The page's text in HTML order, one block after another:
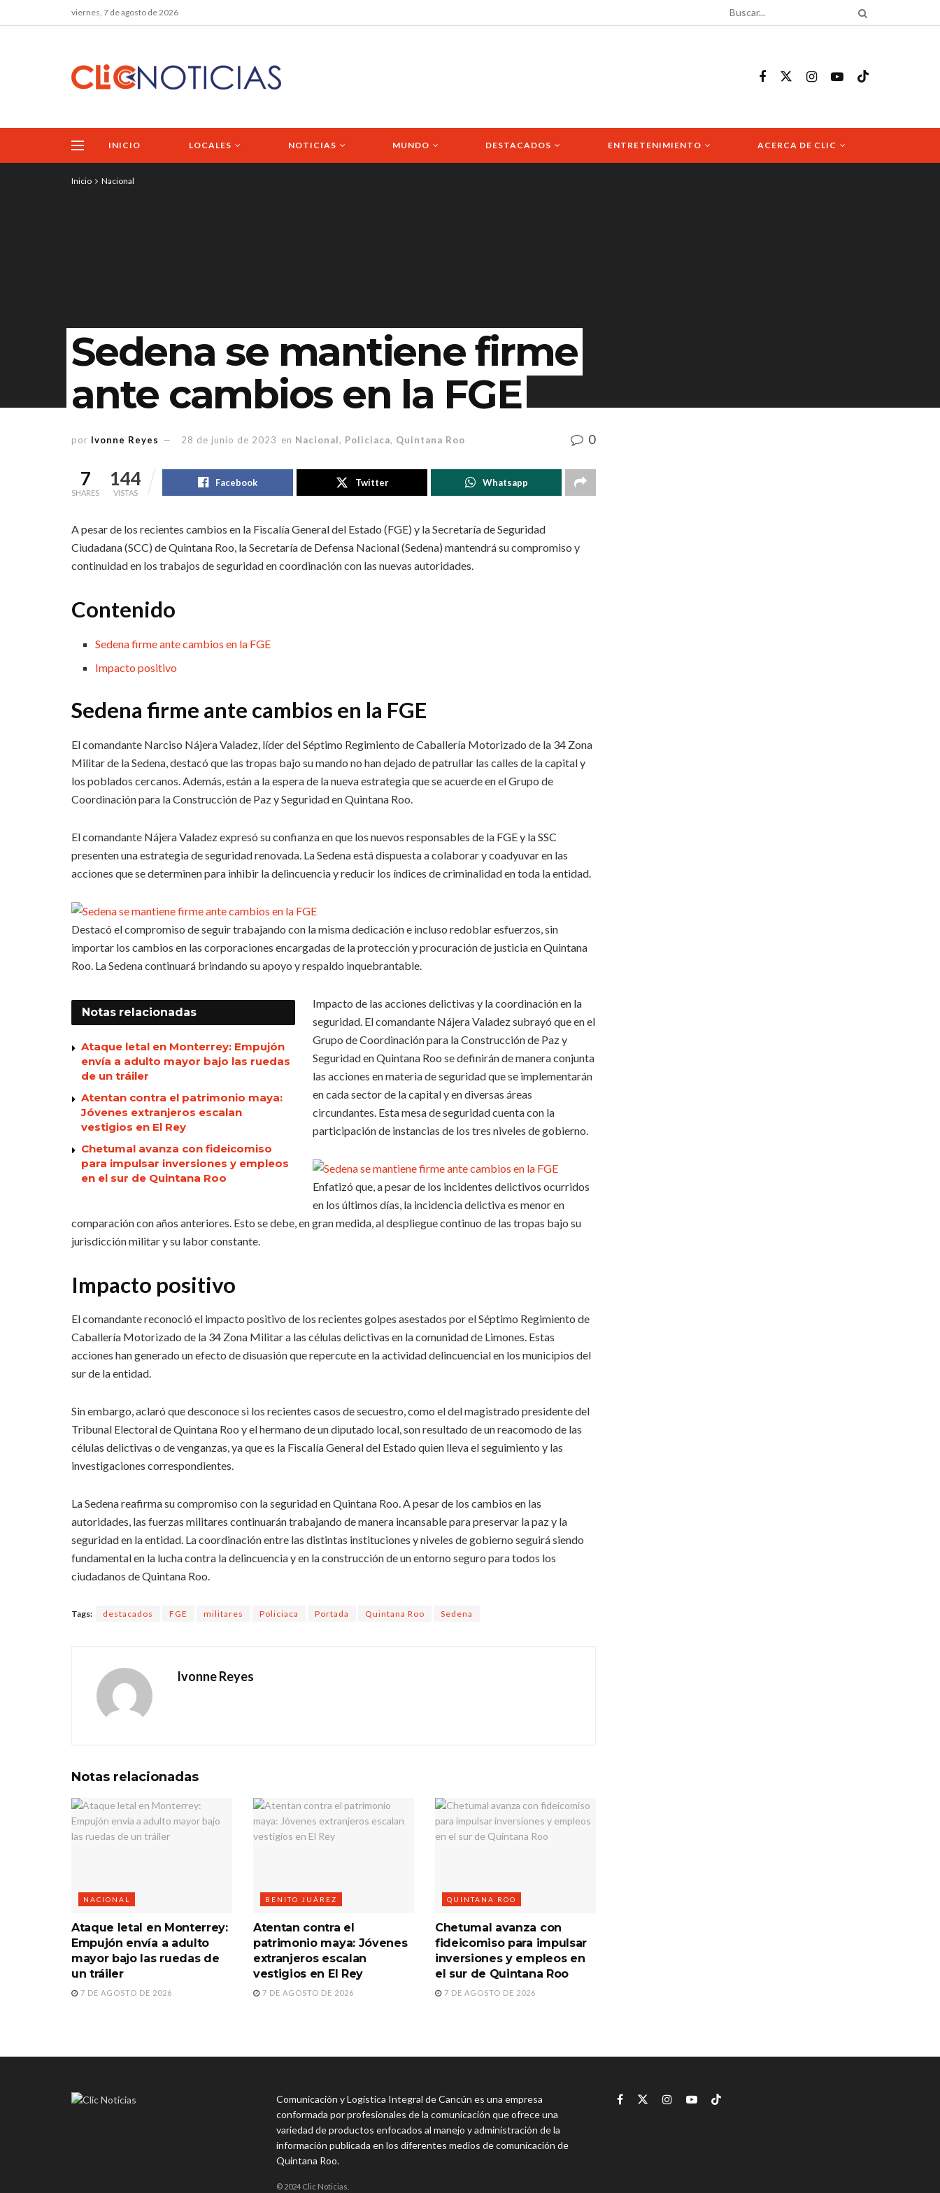
viernes, 7 de agosto de 2026
INICIO LOCALES NOTICIAS MUNDO DESTACADOS ENTRETENIMIENTO ACERCA DE CLIC
Inicio Nacional
Sedena se mantiene firme
ante cambios en la FGE
por Ivonne Reyes 28 de junio de 2023 en Nacional, Policiaca, Quintana Roo 0
7
SHARES
144
VISTAS
Facebook Twitter Whatsapp
A pesar de los recientes cambios en la Fiscalía General del Estado (FGE) y la Secretaría de Seguridad
Ciudadana (SCC) de Quintana Roo, la Secretaría de Defensa Nacional (Sedena) mantendrá su compromiso y
continuidad en los trabajos de seguridad en coordinación con las nuevas autoridades.
Contenido
Sedena firme ante cambios en la FGE
Impacto positivo
Sedena firme ante cambios en la FGE
El comandante Narciso Nájera Valadez, líder del Séptimo Regimiento de Caballería Motorizado de la 34 Zona
Militar de la Sedena, destacó que las tropas bajo su mando no han dejado de patrullar las calles de la capital y
los poblados cercanos. Además, están a la espera de la nueva estrategia que se acuerde en el Grupo de
Coordinación para la Construcción de Paz y Seguridad en Quintana Roo.
El comandante Nájera Valadez expresó su confianza en que los nuevos responsables de la FGE y la SSC
presenten una estrategia de seguridad renovada. La Sedena está dispuesta a colaborar y coadyuvar en las
acciones que se determinen para inhibir la delincuencia y reducir los índices de criminalidad en toda la entidad.
Destacó el compromiso de seguir trabajando con la misma dedicación e incluso redoblar esfuerzos, sin
importar los cambios en las corporaciones encargadas de la protección y procuración de justicia en Quintana
Roo. La Sedena continuará brindando su apoyo y respaldo inquebrantable.
Notas relacionadas
Ataque letal en Monterrey: Empujón
envía a adulto mayor bajo las ruedas
de un tráiler
Atentan contra el patrimonio maya:
Jóvenes extranjeros escalan
vestigios en El Rey
Chetumal avanza con fideicomiso
para impulsar inversiones y empleos
en el sur de Quintana Roo
Impacto de las acciones delictivas y la coordinación en la
seguridad. El comandante Nájera Valadez subrayó que en el
Grupo de Coordinación para la Construcción de Paz y
Seguridad en Quintana Roo se definirán de manera conjunta
las acciones en materia de seguridad que se implementarán
en cada sector de la capital y en diversas áreas
circundantes. Esta mesa de seguridad cuenta con la
participación de instancias de los tres niveles de gobierno.
Enfatizó que, a pesar de los incidentes delictivos ocurridos
en los últimos días, la incidencia delictiva es menor en
comparación con años anteriores. Esto se debe, en gran medida, al despliegue continuo de las tropas bajo su
jurisdicción militar y su labor constante.
Impacto positivo
El comandante reconoció el impacto positivo de los recientes golpes asestados por el Séptimo Regimiento de
Caballería Motorizado de la 34 Zona Militar a las células delictivas en la comunidad de Limones. Estas
acciones han generado un efecto de disuasión que repercute en la actividad delincuencial en los municipios del
sur de la entidad.
Sin embargo, aclaró que desconoce si los recientes casos de secuestro, como el del magistrado presidente del
Tribunal Electoral de Quintana Roo y el hermano de un diputado local, son resultado de un reacomodo de las
células delictivas o de venganzas, ya que es la Fiscalía General del Estado quien lleva el seguimiento y las
investigaciones correspondientes.
La Sedena reafirma su compromiso con la seguridad en Quintana Roo. A pesar de los cambios en las
autoridades, las fuerzas militares continuarán trabajando de manera incansable para preservar la paz y la
seguridad en la entidad. La coordinación entre las distintas instituciones y niveles de gobierno seguirá siendo
fundamental en la lucha contra la delincuencia y en la construcción de un entorno seguro para todos los
ciudadanos de Quintana Roo.
Tags: destacados FGE militares Policiaca Portada Quintana Roo Sedena
Ivonne Reyes
Notas relacionadas
NACIONAL
Ataque letal en Monterrey:
Empujón envía a adulto
mayor bajo las ruedas de
un tráiler
7 DE AGOSTO DE 2026
BENITO JUÁREZ
Atentan contra el
patrimonio maya: Jóvenes
extranjeros escalan
vestigios en El Rey
7 DE AGOSTO DE 2026
QUINTANA ROO
Chetumal avanza con
fideicomiso para impulsar
inversiones y empleos en
el sur de Quintana Roo
7 DE AGOSTO DE 2026
Comunicación y Logística Integral de Cancún es una empresa
conformada por profesionales de la comunicación que ofrece una
variedad de productos enfocados al manejo y administración de la
información publicada en los diferentes medios de comunicación de
Quintana Roo.
© 2024 Clic Noticias.